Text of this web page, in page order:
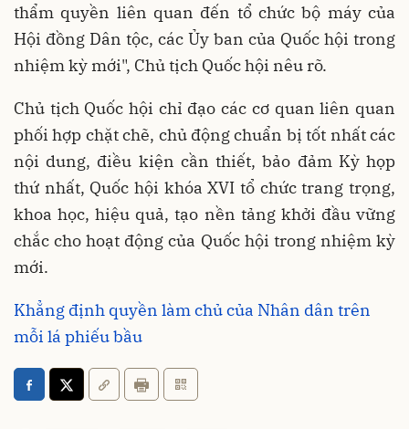
thẩm quyền liên quan đến tổ chức bộ máy của
Hội đồng Dân tộc, các Ủy ban của Quốc hội trong
nhiệm kỳ mới", Chủ tịch Quốc hội nêu rõ.
Chủ tịch Quốc hội chỉ đạo các cơ quan liên quan
phối hợp chặt chẽ, chủ động chuẩn bị tốt nhất các
nội dung, điều kiện cần thiết, bảo đảm Kỳ họp
thứ nhất, Quốc hội khóa XVI tổ chức trang trọng,
khoa học, hiệu quả, tạo nền tảng khởi đầu vững
chắc cho hoạt động của Quốc hội trong nhiệm kỳ
mới.
Khẳng định quyền làm chủ của Nhân dân trên
mỗi lá phiếu bầu